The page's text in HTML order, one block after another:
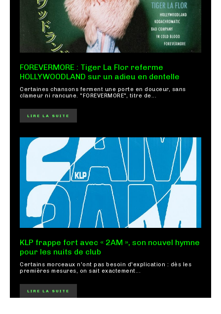
FOREVERMORE : Tiger La Flor referme
HOLLYWOODLAND sur un adieu en dentelle
Certaines chansons ferment une porte en douceur, sans
clameur ni rancune. "FOREVERMORE", titre de...
LIRE LA SUITE
KLP frappe fort avec « 2AM », son nouvel hymne
pour les nuits de club
Certains morceaux n'ont pas besoin d'explication : dès les
premières mesures, on sait exactement...
LIRE LA SUITE